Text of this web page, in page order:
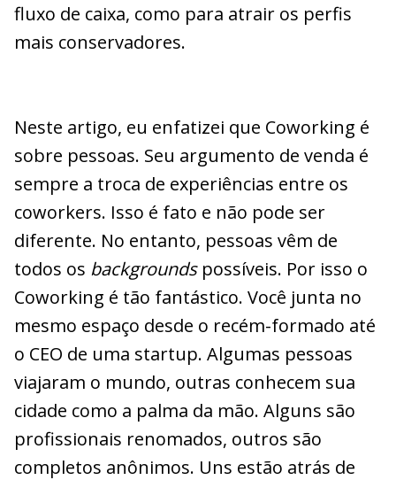
fluxo de caixa, como para atrair os perfis
mais conservadores.
Neste artigo, eu enfatizei que Coworking é
sobre pessoas. Seu argumento de venda é
sempre a troca de experiências entre os
coworkers. Isso é fato e não pode ser
diferente. No entanto, pessoas vêm de
todos os backgroundspossíveis. Por isso o
Coworking é tão fantástico. Você junta no
mesmo espaço desde o recém-formado até
o CEO de uma startup. Algumas pessoas
viajaram o mundo, outras conhecem sua
cidade como a palma da mão. Alguns são
profissionais renomados, outros são
completos anônimos. Uns estão atrás de